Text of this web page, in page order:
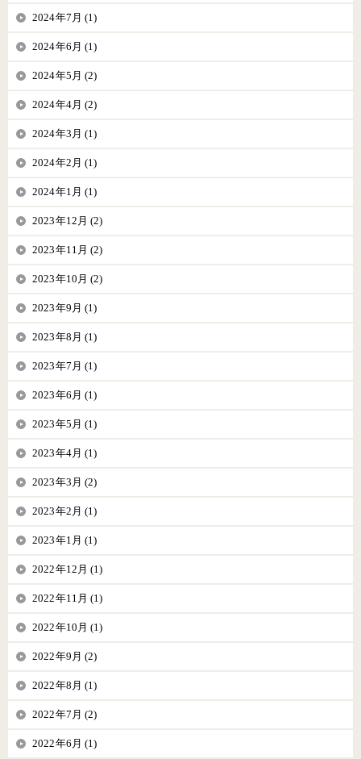
2024年7月 (1)
2024年6月 (1)
2024年5月 (2)
2024年4月 (2)
2024年3月 (1)
2024年2月 (1)
2024年1月 (1)
2023年12月 (2)
2023年11月 (2)
2023年10月 (2)
2023年9月 (1)
2023年8月 (1)
2023年7月 (1)
2023年6月 (1)
2023年5月 (1)
2023年4月 (1)
2023年3月 (2)
2023年2月 (1)
2023年1月 (1)
2022年12月 (1)
2022年11月 (1)
2022年10月 (1)
2022年9月 (2)
2022年8月 (1)
2022年7月 (2)
2022年6月 (1)